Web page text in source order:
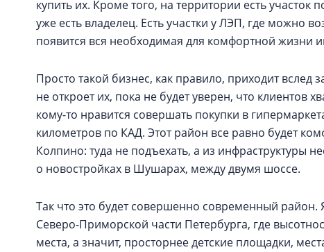
купить их. Кроме того, на территории есть участок
уже есть владелец. Есть участки у ЛЭП, где можно
появится вся необходимая для комфортной жизни
Просто такой бизнес, как правило, приходит вслед
не откроет их, пока не будет уверен, что клиентов
кому-то нравится совершать покупки в
километров по КАД. Этот район все равно будет
Колпино: туда не подъехать, а из инфраструктуры
о новостройках в Шушарах, между двумя шоссе.
Так что это будет совершенно современный
Северо-Приморской части Петербурга, где
места, а значит, просторнее детские площадки,